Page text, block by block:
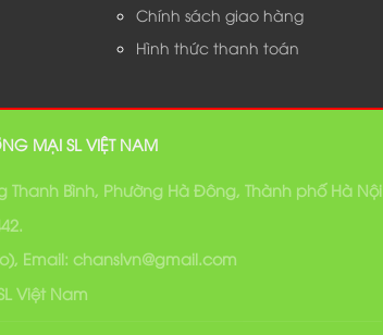
Chính sách giao hàng
Hình thức thanh toán
MẠI SL VIỆT NAM
Thanh Bình, Phường Hà Đông, Thành phố Hà Nội
Email: chanslvn@gmail.com
Việt Nam